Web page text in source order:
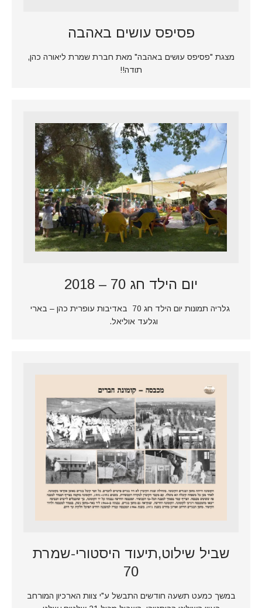
פסיפס עושים באהבה
מצגת "פסיפס עושים באהבה" מאת חברת שמרת ליאורה כהן,
תודה!!
יום הילד חג 70 – 2018
גלריה תמונות יום הילד חג 70 באדיבות עופרית כהן – בארי
וגלעד אוליאל.
שביל שילוט,תיעוד היסטורי-שמרת
70
במשך כמעט תשעה חודשים התבשל ע"י צוות הארכיון המורחב